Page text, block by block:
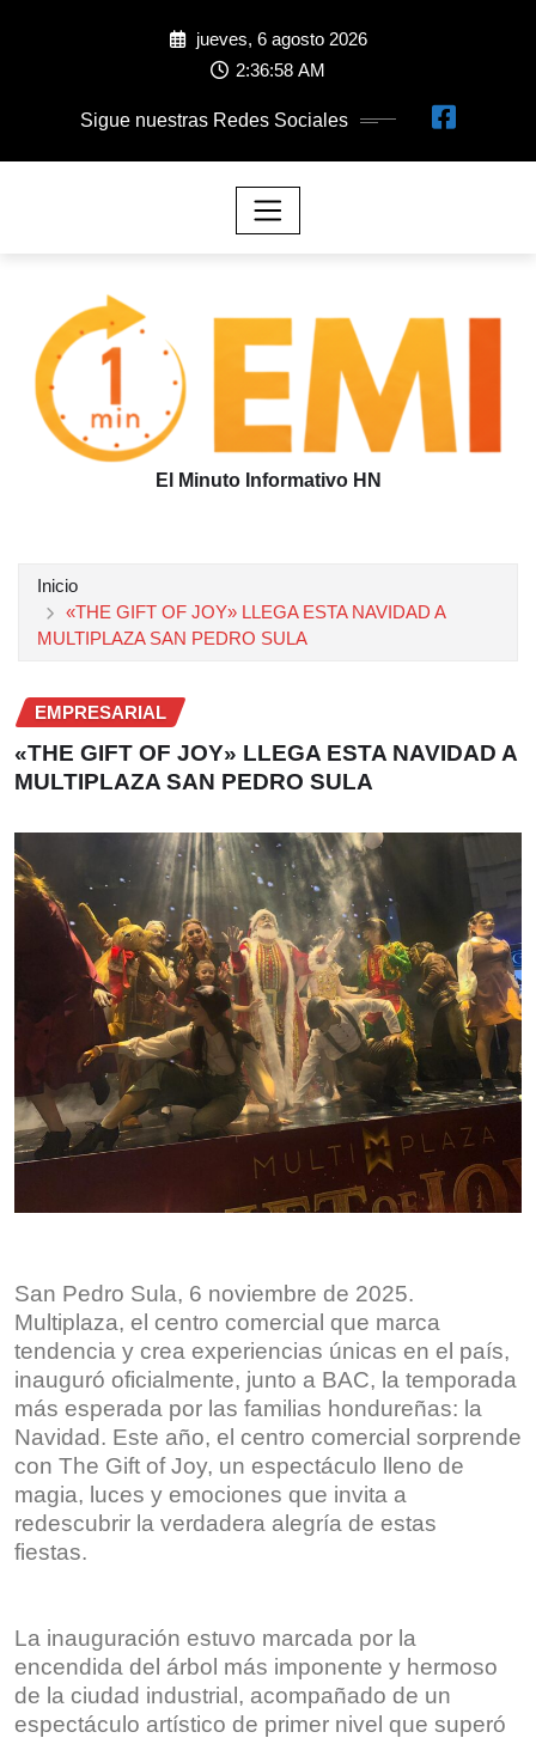
jueves, 6 agosto 2026
2:36:59 AM
Sigue nuestras Redes Sociales
El Minuto Informativo HN
Inicio
«THE GIFT OF JOY» LLEGA ESTA NAVIDAD A
MULTIPLAZA SAN PEDRO SULA
EMPRESARIAL
«THE GIFT OF JOY» LLEGA ESTA NAVIDAD A
MULTIPLAZA SAN PEDRO SULA
San Pedro Sula, 6 noviembre de 2025.
Multiplaza, el centro comercial que marca
tendencia y crea experiencias únicas en el país,
inauguró oficialmente, junto a BAC, la temporada
más esperada por las familias hondureñas: la
Navidad. Este año, el centro comercial sorprende
con The Gift of Joy, un espectáculo lleno de
magia, luces y emociones que invita a
redescubrir la verdadera alegría de estas
fiestas.
La inauguración estuvo marcada por la
encendida del árbol más imponente y hermoso
de la ciudad industrial, acompañado de un
espectáculo artístico de primer nivel que superó